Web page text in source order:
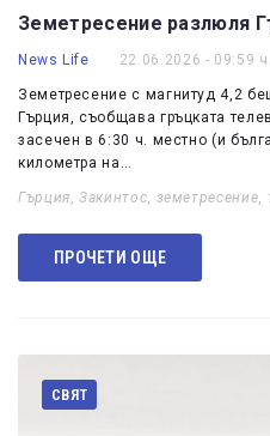
Земетресение разлюля
News Life 22.06.2026 - 09:59 ч.
Земетресение с магнитуд 4,2
Гърция, съобщава гръцката
засечен в 6:30 ч. местно (и
километра на…
Гърция,Закинтос, земетресение,
ПРОЧЕТИ ОЩЕ
СВЯТ